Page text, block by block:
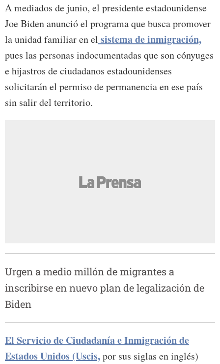
A mediados de junio, el presidente estadounidense
Joe Biden anunció el programa que busca promover
la unidad familiar en el sistema de inmigración,
pues las personas indocumentadas que son cónyuges
e hijastros de ciudadanos estadounidenses
solicitarán el permiso de permanencia en ese país
sin salir del territorio.
Urgen a medio millón de migrantes a
inscribirse en nuevo plan de legalización de
Biden
El Servicio de Ciudadanía e Inmigración de
Estados Unidos (Uscis,por sus siglas en inglés)